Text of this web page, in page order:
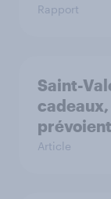
Rapport
Saint-
Article